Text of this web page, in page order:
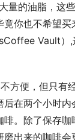
量的油脂，这
竟你也不希望
Vault）,
方便，但只有
后在两个小时
啡。除了保存
出来的咖啡会